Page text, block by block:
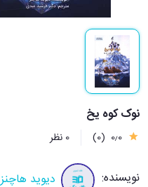
نوک کوه یخ
0٫0 (0) 0 نظر
نویسنده: دیوید هاچنز